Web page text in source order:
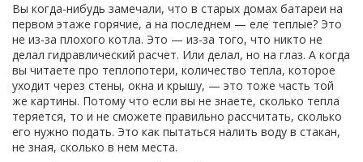
Вы когда-нибудь замечали, что в старых домах батареи на
первом этаже горячие, а на последнем — еле теплые? Это
не из-за плохого котла. Это — из-за того, что никто не
делал гидравлический расчет. Или делал, но на глаз. А когда
вы читаете про теплопотери, количество тепла, которое
уходит через стены, окна и крышу, — это тоже часть той
же картины. Потому что если вы не знаете, сколько тепла
теряется, то и не сможете правильно рассчитать, сколько
его нужно подать. Это как пытаться налить воду в стакан,
не зная, сколько в нем места.